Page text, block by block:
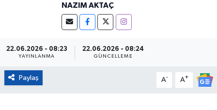
NAZIM AKTAÇ
22.06.2026 - 08:23
YAYINLANMA
22.06.2026 - 08:24
GÜNCELLEME
Paylaş A- A+
Tüm Manşetler